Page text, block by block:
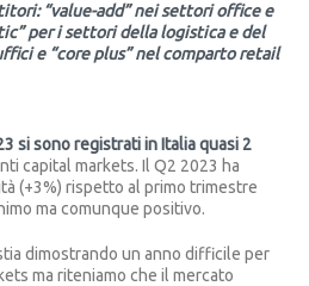
“value-add” nei settori office e
per i settori della logistica e del
e “core plus” nel comparto retail
si sono registrati in Italia quasi 2
capital markets. Il Q2 2023 ha
(+3%) rispetto al primo trimestre
ma comunque positivo.
dimostrando un anno difficile per
ma riteniamo che il mercato